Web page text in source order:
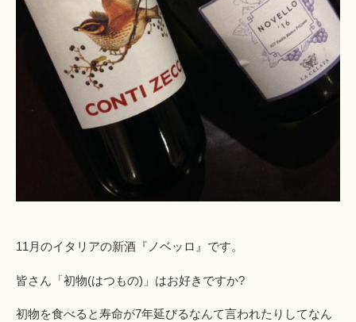
11月のイタリアの新酒『ノベッロ』です。
皆さん「初物(はつもの)」はお好きですか?
初物を食べると寿命が7年延びるなんて言われたりしてなん